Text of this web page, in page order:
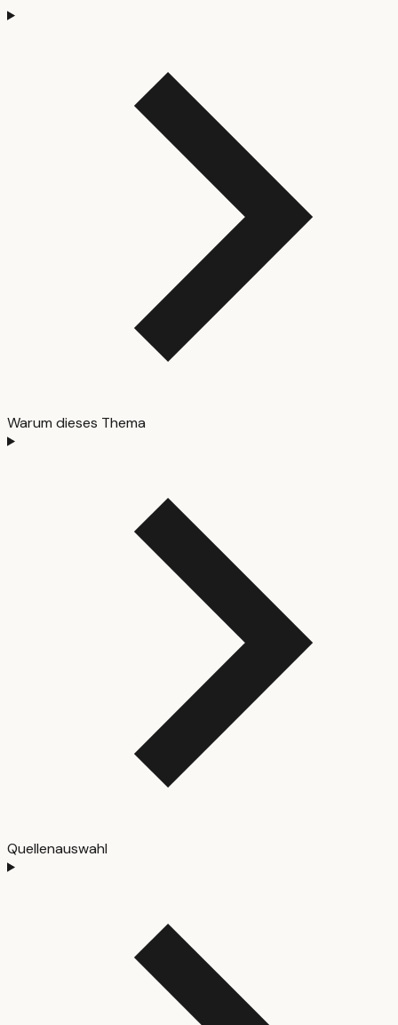
Warum dieses Thema
Quellenauswahl